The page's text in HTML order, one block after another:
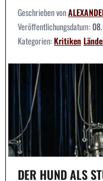
Geschrieben von
Veröffentlichungsdatum:
Kategorien:Kritiken
DER HUND ALS